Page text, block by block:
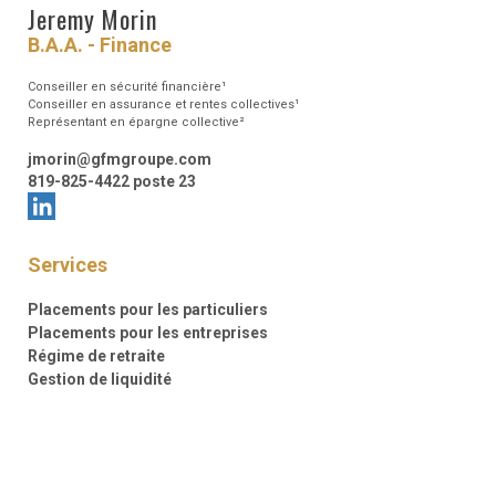
Jeremy Morin
B.A.A. - Finance
Conseiller en sécurité financière¹
Conseiller en assurance et rentes collectives¹
Représentant en épargne collective²
jmorin@gfmgroupe.com
819-825-4422 poste 23
Services
Placements pour les particuliers
Placements pour les entreprises
Régime de retraite
Gestion de liquidité